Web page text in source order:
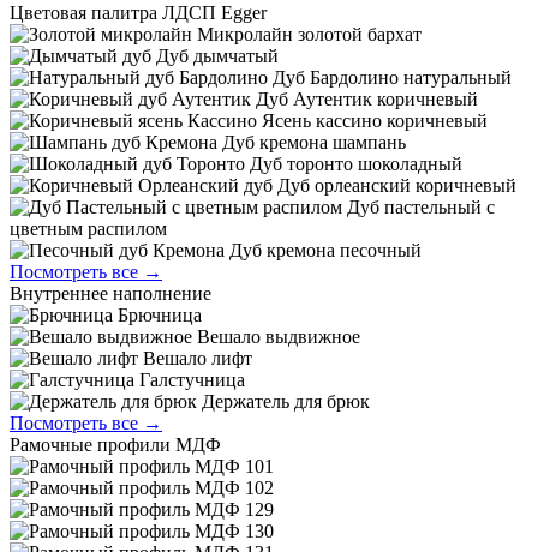
Цветовая палитра ЛДСП Egger
Микролайн золотой бархат
Дуб дымчатый
Дуб Бардолино натуральный
Дуб Аутентик коричневый
Ясень кассино коричневый
Дуб кремона шампань
Дуб торонто шоколадный
Дуб орлеанский коричневый
Дуб пастельный с
цветным распилом
Дуб кремона песочный
Посмотреть все →
Внутреннее наполнение
Брючница
Вешало выдвижное
Вешало лифт
Галстучница
Держатель для брюк
Посмотреть все →
Рамочные профили МДФ